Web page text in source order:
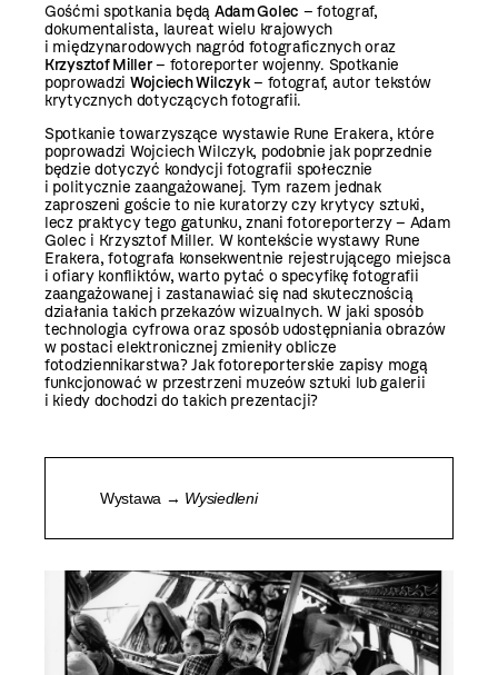
Gośćmi spotkania będą Adam Golec – fotograf,
dokumentalista, laureat wielu krajowych
i międzynarodowych nagród fotograficznych oraz
Krzysztof Miller– fotoreporter wojenny. Spotkanie
poprowadzi Wojciech Wilczyk– fotograf, autor tekstów
krytycznych dotyczących fotografii.
Spotkanie towarzyszące wystawie Rune Erakera, które
poprowadzi Wojciech Wilczyk, podobnie jak poprzednie
będzie dotyczyć kondycji fotografii społecznie
i politycznie zaangażowanej. Tym razem jednak
zaproszeni goście to nie kuratorzy czy krytycy sztuki,
lecz praktycy tego gatunku, znani fotoreporterzy – Adam
Golec i Krzysztof Miller. W kontekście wystawy Rune
Erakera, fotografa konsekwentnie rejestrującego miejsca
i ofiary konfliktów, warto pytać o specyfikę fotografii
zaangażowanej i zastanawiać się nad skutecznością
działania takich przekazów wizualnych. W jaki sposób
technologia cyfrowa oraz sposób udostępniania obrazów
w postaci elektronicznej zmieniły oblicze
fotodziennikarstwa? Jak fotoreporterskie zapisy mogą
funkcjonować w przestrzeni muzeów sztuki lub galerii
i kiedy dochodzi do takich prezentacji?
Wystawa → Wysiedleni